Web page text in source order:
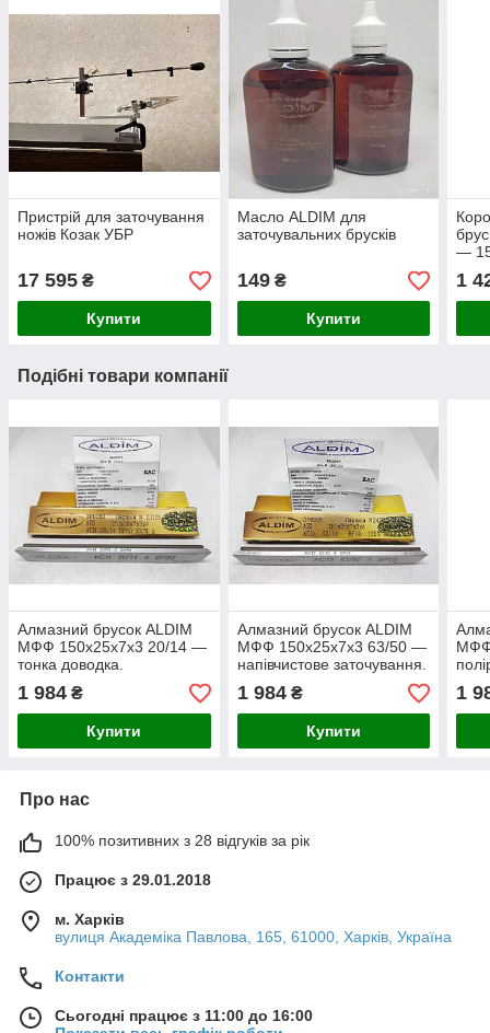
Пристрій для заточування
ножів Козак УБР
17 595 ₴
Купити
Масло ALDIM для
заточувальних брусків
149₴
Купити
—
1
Подібні товари компанії
Алмазний брусок ALDIM
МФФ 150х25х7х3 20/14 —
тонка доводка.
1 984 ₴
Купити
Алмазний брусок ALDIM
МФФ 150х25х7х3 63/50 —
напівчистове заточування.
1 984₴
Купити
МФФ
1
Про нас
100% позитивних з 28 відгуків за рік
Працює з 29.01.2018
м. Харків
вулиця Академіка Павлова, 165, 61000, Харків, Україна
Контакти
Сьогодні працює з 11:00 до 16:00